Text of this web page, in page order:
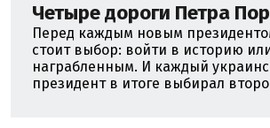
Четыре дороги Петра
Перед каждым новым
стоит выбор: войти в историю
награбленным. И каждый
президент в итоге выбирал